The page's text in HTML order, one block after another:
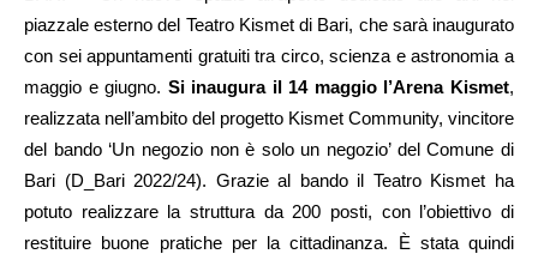
piazzale esterno del Teatro Kismet di Bari, che sarà inaugurato
con sei appuntamenti gratuiti tra circo, scienza e astronomia a
maggio e giugno. Si inaugura il 14 maggio l’Arena Kismet,
realizzata nell’ambito del progetto Kismet Community, vincitore
del bando ‘Un negozio non è solo un negozio’ del Comune di
Bari (D_Bari 2022/24). Grazie al bando il Teatro Kismet ha
potuto realizzare la struttura da 200 posti, con l’obiettivo di
restituire buone pratiche per la cittadinanza. È stata quindi